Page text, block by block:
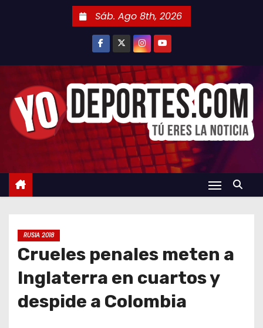
n
Sáb. Ago 8th, 2026
RUSIA 2018
Crueles penales meten a
Inglaterra en cuartos y
despide a Colombia